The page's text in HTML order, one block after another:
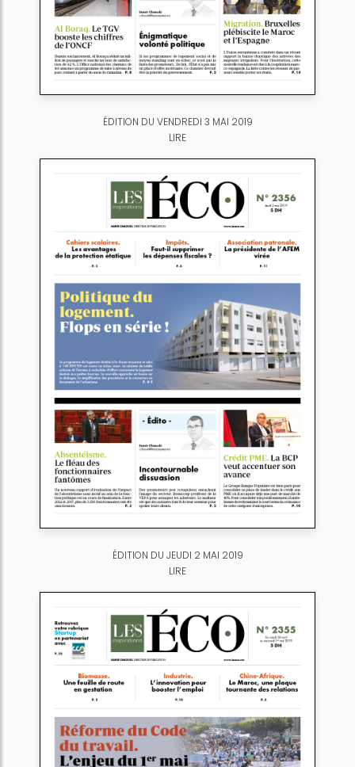
ÉDITION DU VENDREDI 3 MAI 2019
LIRE
ÉDITION DU JEUDI 2 MAI 2019
LIRE